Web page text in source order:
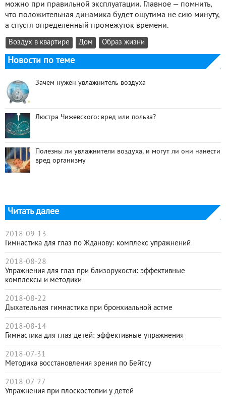
можно при правильной эксплуатации. Главное — помнить,
что положительная динамика будет ощутима не сию минуту,
а спустя определенный промежуток времени.
Воздух в квартире Дом Образ жизни
Новости по теме
Зачем нужен увлажнитель воздуха
Люстра Чижевского: вред или польза?
Полезны ли увлажнители воздуха, и могут ли они нанести
вред организму
Читать далее
2018-09-13
Гимнастика для глаз по Жданову: комплекс упражнений
2018-08-28
Упражнения для глаз при близорукости: эффективные
комплексы и методики
2018-08-22
Дыхательная гимнастика при бронхиальной астме
2018-08-14
Гимнастика для глаз детей: эффективные упражнения
2018-07-31
Методика восстановления зрения по Бейтсу
2018-07-27
Упражнения при плоскостопии у детей